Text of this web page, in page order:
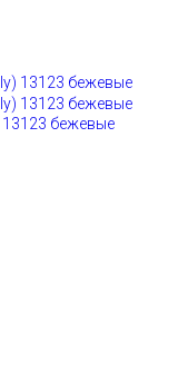
13123 бежевые